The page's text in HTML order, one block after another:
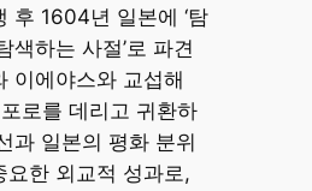
후 1604년 일본에 ‘탐
색하는 사절’로 파견
이에야스와 교섭해
로를 데리고 귀환하
과 일본의 평화 분위
요한 외교적 성과로,